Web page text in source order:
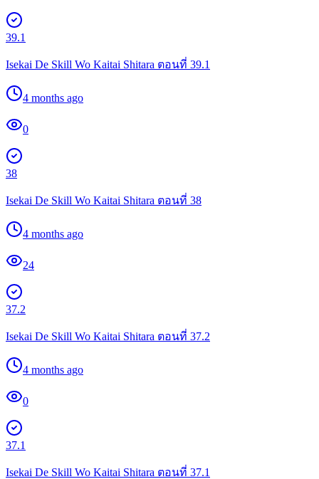
39.1
Isekai De Skill Wo Kaitai Shitara ตอนที่ 39.1
4 months ago
0
38
Isekai De Skill Wo Kaitai Shitara ตอนที่ 38
4 months ago
24
37.2
Isekai De Skill Wo Kaitai Shitara ตอนที่ 37.2
4 months ago
0
37.1
Isekai De Skill Wo Kaitai Shitara ตอนที่ 37.1